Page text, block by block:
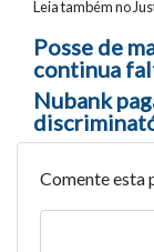
Leia também no
Posse de
continua
Nubank
Comente esta